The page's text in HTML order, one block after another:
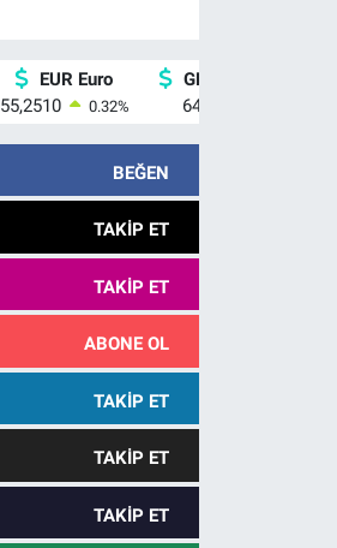
EUR Euro
55,2510
0.32%
GBP İngiliz Sterlini
64,4811
BEĞEN
TAKIP ET
TAKIP ET
ABONE OL
TAKIP ET
TAKIP ET
TAKIP ET